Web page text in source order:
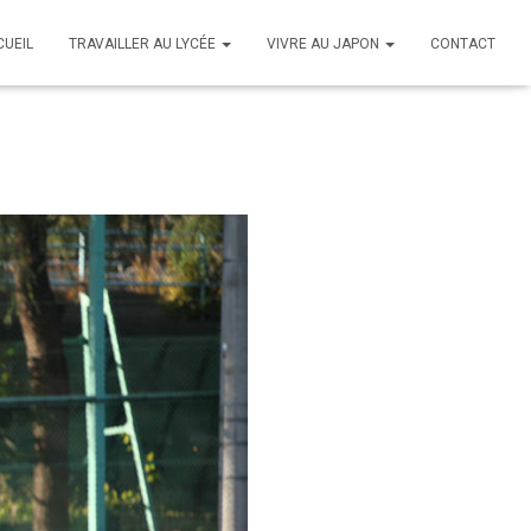
TRAVAILLER AU LYCÉE VIVRE AU JAPON CONTACT